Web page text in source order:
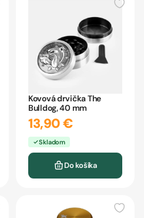
Kovová drvička The
Bulldog, 40 mm
13,90 €
Skladom
Do košíka